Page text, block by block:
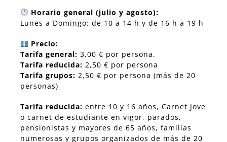
Horario general (julio y agosto):
Lunes a Domingo: de 10 a 14 h y de 16 h a 19 h
Precio:
Tarifa general: 3,00 € por persona.
Tarifa reducida: 2,50 € por persona
Tarifa grupos: 2,50 € por persona (más de 20
personas)
Tarifa reducida: entre 10 y 16 años, Carnet Jove
o carnet de estudiante en vigor, parados,
pensionistas y mayores de 65 años, familias
numerosas y grupos organizados de más de 20